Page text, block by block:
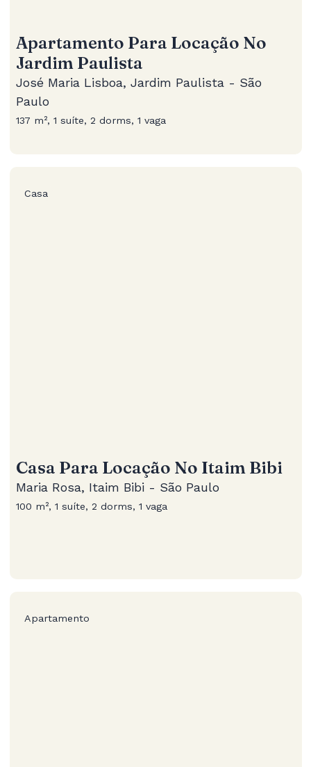
Apartamento Para Locação No
Jardim Paulista
José Maria Lisboa, Jardim Paulista - São
Paulo
137 m², 1 suíte, 2 dorms, 1 vaga
Casa
Casa Para Locação No Itaim Bibi
Maria Rosa, Itaim Bibi - São Paulo
100 m², 1 suíte, 2 dorms, 1 vaga
Apartamento